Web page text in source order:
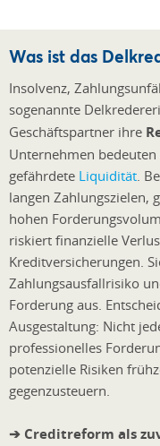
Was ist das
Insolvenz,
sogenannte
Geschäftspartner ihre
Unternehmen
gefährdete Liquidität.
langen Zahlungszielen,
hohen
riskiert finanzielle
Kreditversicherungen.
Zahlungsausfallrisiko
Forderung aus.
Ausgestaltung: Nicht
professionelles
potenzielle Risiken
gegenzusteuern.
➔ Creditreform als